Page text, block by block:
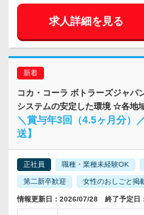
求人詳細を見る
コカ・コーラ ボトラーズジャ
システムの安定した環境 ☆各地
＼賞与年3回（4.5ヶ月分）
送】
正社員 職種・業種未経験OK
第二新卒歓迎 女性のおしごと掲
情報更新日：2026/07/28 終了予定日